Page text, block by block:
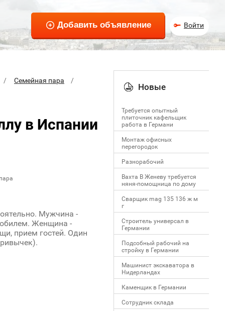
Войти
Семейная пара
в Испании
Мужчина -
Женщина -
прием гостей. Один
Новые
Требуется опытный
плиточник кафельщик
работa в Германи
Mонтаж офисных
перегородок
Разнорабочий
Вахта В Женеву требуется
няня-помощница по дому
Сварщик mag 135 136 ж м
г
Строитель универсал в
Германии
Подсобный рабочий на
стройку в Германии
Машинист экскаватора в
Нидерландах
Каменщик в Германии
Сотрудник склада